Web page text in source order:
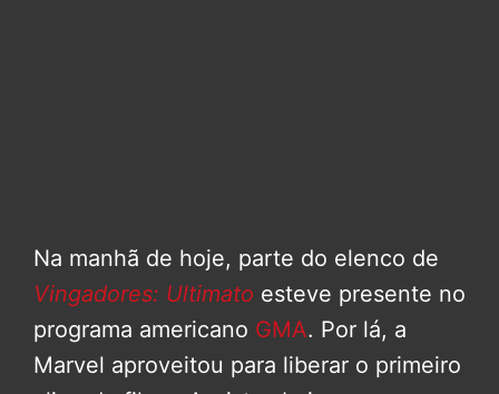
Na manhã de hoje, parte do elenco de
Vingadores: Ultimato esteve presente no
programa americano GMA. Por lá, a
Marvel aproveitou para liberar o primeiro